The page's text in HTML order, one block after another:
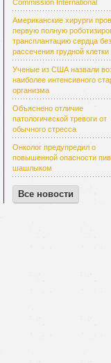
Commission International
Американские хирурги
первую полную
трансплантацию сердца без
рассечения грудной клетки
Ученые из США назвали
наиболее интенсивного
организма
Объяснено отличие
патологической тревоги от
обычного стресса
Онколог предупредил о
повышенной опасности
шашлыком
Все новости